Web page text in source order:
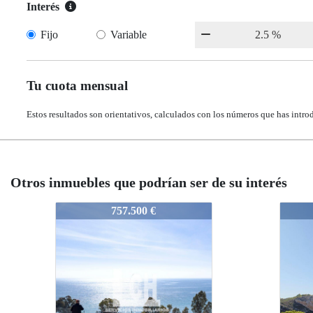
Interés
Fijo Variable
Tu cuota mensual
Estos resultados son orientativos, calculados con los números que has
Otros inmuebles que podrían ser de su interés
370.000 €
370.000 €